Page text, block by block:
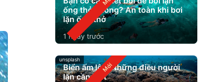
ống thở không? An toàn khi bơi
lặn ống thở
1 ngày trước
unsplash
Biển ấm lên: Những điều người
lặn cần biết